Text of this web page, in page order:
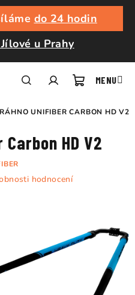
do 24 hodin
u Prahy
košík
RÁHNO UNIFIBER CARBON HD V2
HD V2
hodnocení